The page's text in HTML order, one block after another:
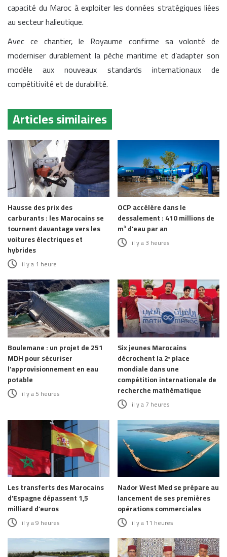
capacité du Maroc à exploiter les données stratégiques liées
au secteur halieutique.
Avec ce chantier, le Royaume confirme sa volonté de
moderniser durablement la pêche maritime et d’adapter son
modèle aux nouveaux standards internationaux de
compétitivité et de durabilité.
Articles similaires
Hausse des prix des
carburants : les Marocains se
tournent davantage vers les
voitures électriques et
hybrides
il y a 1 heure
OCP accélère dans le
dessalement : 410 millions de
m³ d’eau par an
il y a 3 heures
Boulemane : un projet de 251
MDH pour sécuriser
l’approvisionnement en eau
potable
il y a 5 heures
Six jeunes Marocains
décrochent la 2ᵉ place
mondiale dans une
compétition internationale de
recherche mathématique
il y a 7 heures
Les transferts des Marocains
d’Espagne dépassent 1,5
milliard d’euros
il y a 9 heures
Nador West Med se prépare au
lancement de ses premières
opérations commerciales
il y a 11 heures